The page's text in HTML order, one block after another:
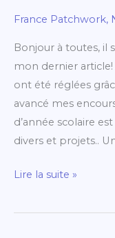
France Patchwork,
Bonjour à toutes, il
mon dernier article!
ont été réglées
avancé mes
d’année scolaire
divers et projets..
du
Lire la suite »